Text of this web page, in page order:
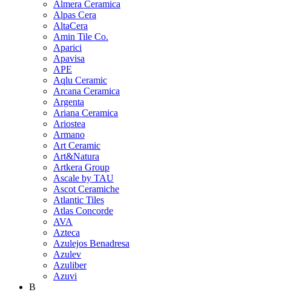
Almera Ceramica
Alpas Cera
AltaCera
Amin Tile Co.
Aparici
Apavisa
APE
Aqlu Ceramic
Arcana Ceramica
Argenta
Ariana Ceramica
Ariostea
Armano
Art Ceramic
Art&Natura
Artkera Group
Ascale by TAU
Ascot Ceramiche
Atlantic Tiles
Atlas Concorde
AVA
Azteca
Azulejos Benadresa
Azulev
Azuliber
Azuvi
B